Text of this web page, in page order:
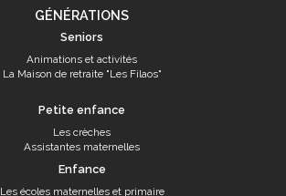
GÉNÉRATIONS
Seniors
Animations et activités
La Maison de retraite "Les Filaos"
Petite enfance
Les crèches
Assistantes maternelles
Enfance
Les écoles maternelles et primaire